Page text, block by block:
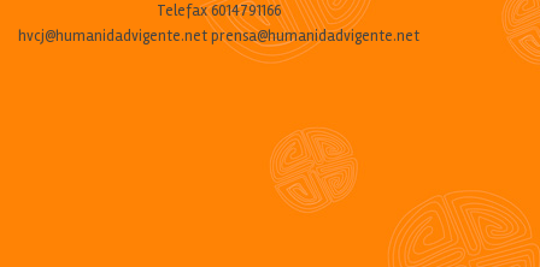
Telefax 6014791166
hvcj@humanidadvigente.net prensa@humanidadvigente.net